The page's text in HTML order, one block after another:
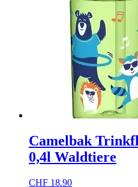
Camelbak
0,4l Waldtiere
CHF 18.90